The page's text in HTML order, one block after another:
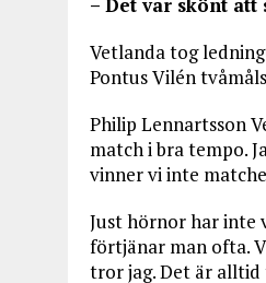
Vetlanda tog
Pontus Vilén
Philip Lennartsson
match i bra tempo.
vinner vi inte
Just hörnor har inte
förtjänar man ofta.
tror jag. Det är